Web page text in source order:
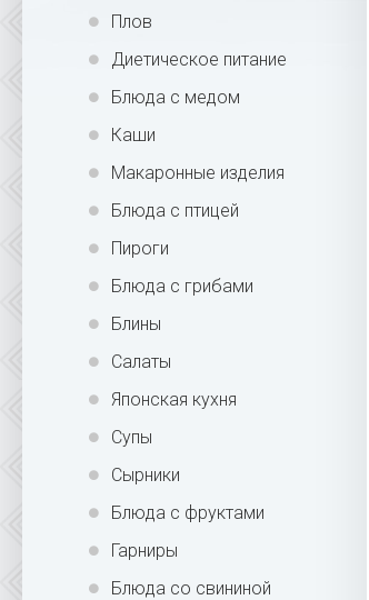
Плов
Диетическое питание
Блюда с медом
Каши
Макаронные изделия
Блюда с птицей
Пироги
Блюда с грибами
Блины
Салаты
Японская кухня
Супы
Сырники
Блюда с фруктами
Гарниры
Блюда со свининой